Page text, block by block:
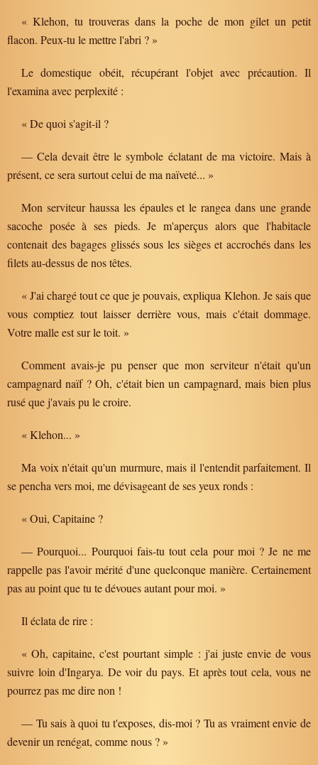
« Klehon, tu trouveras dans la poche de mon gilet un petit
flacon. Peux-tu le mettre l'abri ? »
Le domestique obéit, récupérant l'objet avec précaution. Il
l'examina avec perplexité :
« De quoi s'agit-il ?
— Cela devait être le symbole éclatant de ma victoire. Mais à
présent, ce sera surtout celui de ma naïveté... »
Mon serviteur haussa les épaules et le rangea dans une grande
sacoche posée à ses pieds. Je m'aperçus alors que l'habitacle
contenait des bagages glissés sous les sièges et accrochés dans les
filets au-dessus de nos têtes.
« J'ai chargé tout ce que je pouvais, expliqua Klehon. Je sais que
vous comptiez tout laisser derrière vous, mais c'était dommage.
Votre malle est sur le toit. »
Comment avais-je pu penser que mon serviteur n'était qu'un
campagnard naïf ? Oh, c'était bien un campagnard, mais bien plus
rusé que j'avais pu le croire.
« Klehon... »
Ma voix n'était qu'un murmure, mais il l'entendit parfaitement. Il
se pencha vers moi, me dévisageant de ses yeux ronds :
« Oui, Capitaine ?
— Pourquoi... Pourquoi fais-tu tout cela pour moi ? Je ne me
rappelle pas l'avoir mérité d'une quelconque manière. Certainement
pas au point que tu te dévoues autant pour moi. »
Il éclata de rire :
« Oh, capitaine, c'est pourtant simple : j'ai juste envie de vous
suivre loin d'Ingarya. De voir du pays. Et après tout cela, vous ne
pourrez pas me dire non !
— Tu sais à quoi tu t'exposes, dis-moi ? Tu as vraiment envie de
devenir un renégat, comme nous ? »